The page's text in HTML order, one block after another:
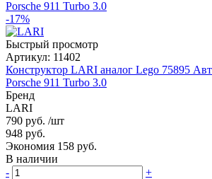
-17%
Быстрый просмотр
Артикул: 11402
Конструктор LARI аналог Lego 75895
Porsche 911 Turbo 3.0
Бренд
LARI
790 руб. /шт
948 руб.
Экономия 158 руб.
В наличии
-
+